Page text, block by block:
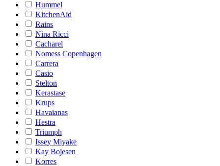
Hummel
KitchenAid
Rains
Nina Ricci
Cacharel
Nomess Copenhagen
Carrera
Casio
Stelton
Kerastase
Krups
Havaianas
Hestra
Triumph
Issey Miyake
Kay Bojesen
Korres